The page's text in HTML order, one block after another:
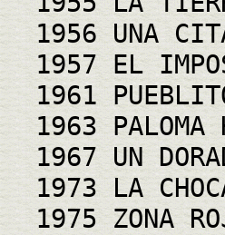
1956 UNA
1957 EL
1961
1963 PALOMA
1967 UN
1973 LA
1975 ZONA